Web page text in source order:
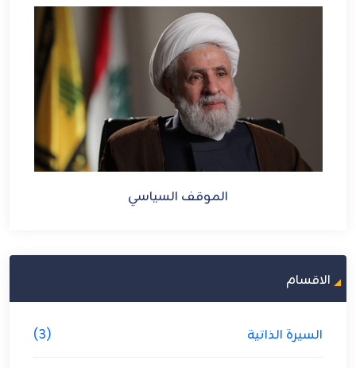
الموقف السياسي
الاقسام
السيرة الذاتية (3)